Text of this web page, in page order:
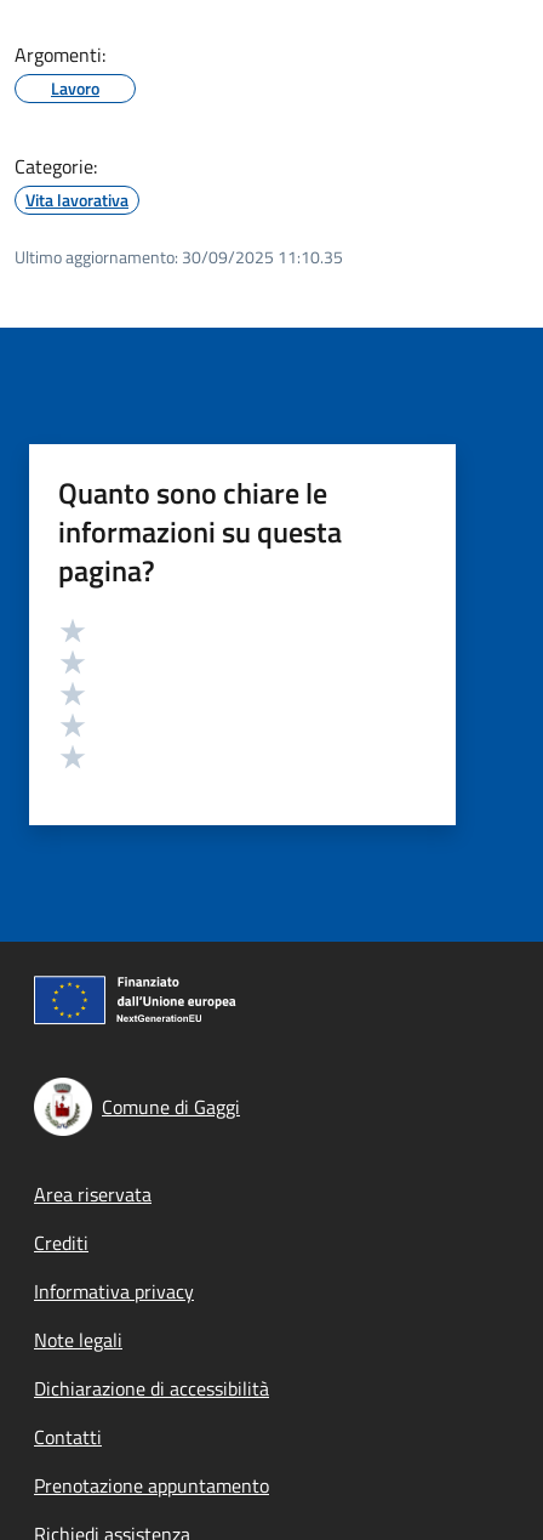
Argomenti:
Lavoro
Categorie:
Vita lavorativa
Ultimo aggiornamento: 30/09/2025 11:10.35
Quanto sono chiare le
informazioni su questa
pagina?
Valutazione
Comune di Gaggi
Footer menu
Area riservata
Crediti
Informativa privacy
Note legali
Dichiarazione di accessibilità
Contatti
Prenotazione appuntamento
Richiedi assistenza